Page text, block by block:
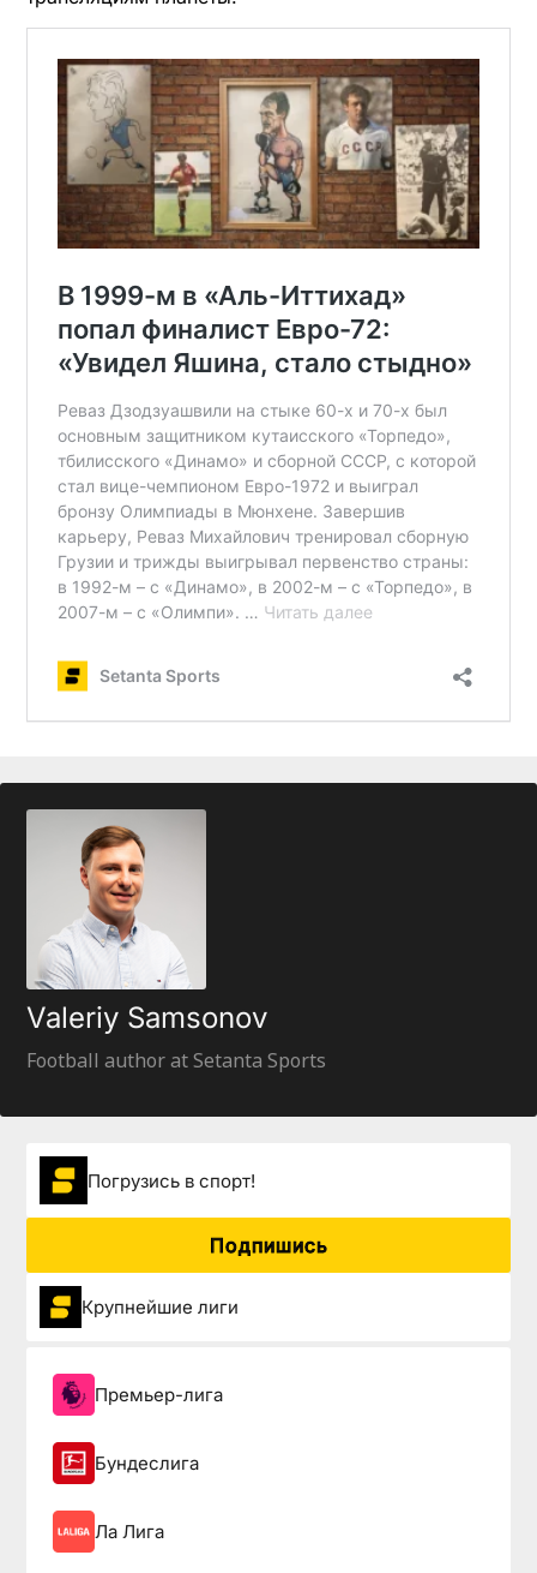
Valeriy Samsonov
Football author at Setanta Sports
Погрузиcь в спорт!
Подпишись
Крупнейшие лиги
Премьер-лига
Бундеслига
Ла Лига